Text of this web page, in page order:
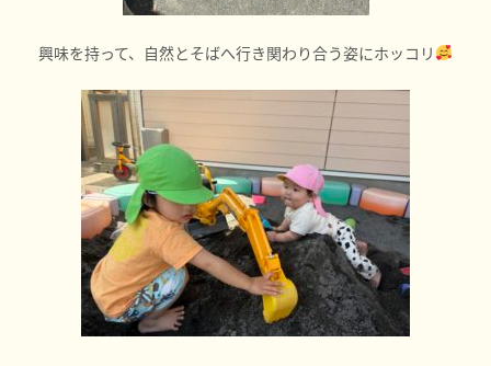
興味を持って、自然とそばへ行き関わり合う姿にホッコリ